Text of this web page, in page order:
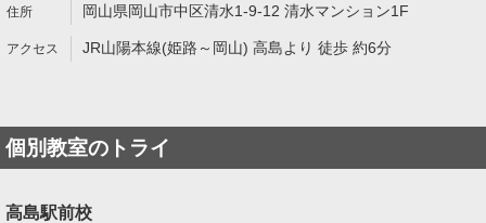
岡山県岡山市中区清水1-9-12 清水マンション1F
JR山陽本線(姫路～岡山) 高島より 徒歩 約6分
個別教室のトライ
高島駅前校